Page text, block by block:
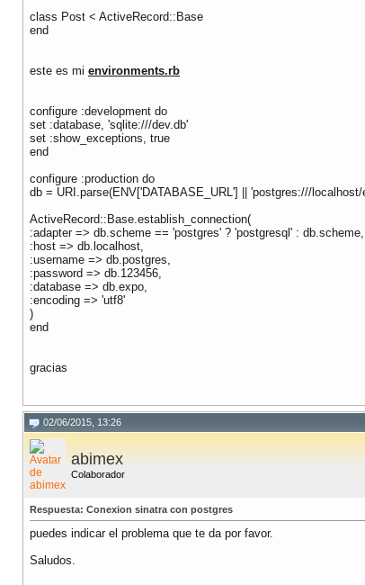
class Post < ActiveRecord::Base
end
este es mi environments.rb
configure :development do
set :database, 'sqlite:///dev.db'
set :show_exceptions, true
end
configure :production do
db = URI.parse(ENV['DATABASE_URL'] || 'postgres:///localhost/
ActiveRecord::Base.establish_connection(
:adapter => db.scheme == 'postgres' ? 'postgresql' : db.scheme,
:host => db.localhost,
:username => db.postgres,
:password => db.123456,
:database => db.expo,
:encoding => 'utf8'
)
end
gracias
02/06/2015, 13:26
abimex
Colaborador
Respuesta: Conexion sinatra con postgres
puedes indicar el problema que te da por favor.
Saludos.